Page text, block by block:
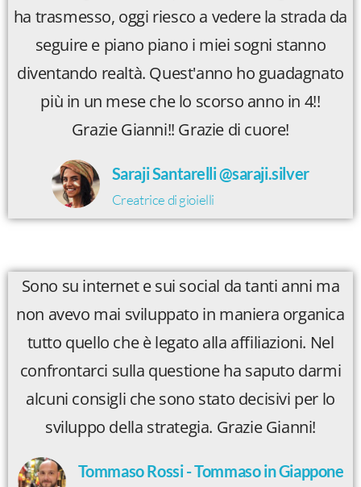
ha trasmesso, oggi riesco a vedere la strada da
seguire e piano piano i miei sogni stanno
diventando realtà. Quest'anno ho guadagnato
più in un mese che lo scorso anno in 4!!
Grazie Gianni!! Grazie di cuore!
Saraji Santarelli @saraji.silver
Creatrice di gioielli
Sono su internet e sui social da tanti anni ma
non avevo mai sviluppato in maniera organica
tutto quello che è legato alla affiliazioni. Nel
confrontarci sulla questione ha saputo darmi
alcuni consigli che sono stato decisivi per lo
sviluppo della strategia. Grazie Gianni!
Tommaso Rossi - Tommaso in Giappone